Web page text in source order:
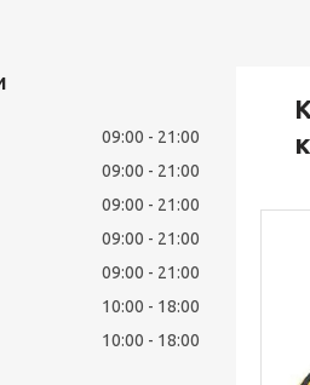
09:00
21:00
09:00
21:00
09:00
21:00
09:00
21:00
09:00
21:00
10:00
18:00
10:00 18:00